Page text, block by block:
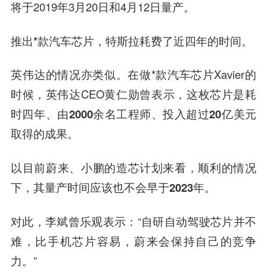
将于2019年3月20日和4月12日量产。
推出*款汽车芯片，特斯拉耗费了近四年的时间。
英伟达的情况亦类似。在做*款汽车芯片Xavier的
时候，英伟达CEO黄仁勋曾表示， 这枚芯片是耗
时四年、由2000余名工程师、投入超过20亿美元
取得的成果。
以目前蔚来、小鹏的造芯计划来看，顺利的情况
下，其量产时间应该也不会早于2023年。
对此，李斌曾乐观表示：“自研自动驾驶芯片并不
难，比手机芯片容易，蔚来会保持自己的竞争
力。”